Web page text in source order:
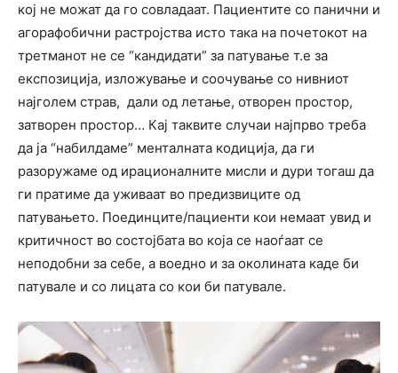
кој не можат да го совладаат. Пациентите со панични и
агорафобични растројства исто така на почетокот на
третманот не се “кандидати” за патување т.е за
експозиција, изложување и соочување со нивниот
најголем страв, дали од летање, отворен простор,
затворен простор… Кај таквите случаи најпрво треба
да ја “набилдаме” менталната кодиција, да ги
разоружаме од ирационалните мисли и дури тогаш да
ги пратиме да уживаат во предизвиците од
патувањето. Поединците/пациенти кои немаат увид и
критичност во состојбата во која се наoѓаат се
неподобни за себе, а воедно и за околината каде би
патувале и со лицата со кои би патувале.